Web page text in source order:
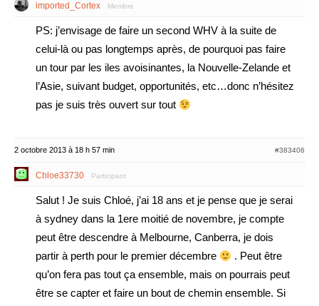
imported_Cortex Membre
PS: j’envisage de faire un second WHV à la suite de
celui-là ou pas longtemps après, de pourquoi pas faire
un tour par les iles avoisinantes, la Nouvelle-Zelande et
l’Asie, suivant budget, opportunités, etc…donc n’hésitez
pas je suis très ouvert sur tout
2 octobre 2013 à 18 h 57 min #383406
Chloe33730 Participant
Salut ! Je suis Chloé, j’ai 18 ans et je pense que je serai
à sydney dans la 1ere moitié de novembre, je compte
peut être descendre à Melbourne, Canberra, je dois
partir à perth pour le premier décembre
. Peut être
qu’on fera pas tout ça ensemble, mais on pourrais peut
être se capter et faire un bout de chemin ensemble. Si